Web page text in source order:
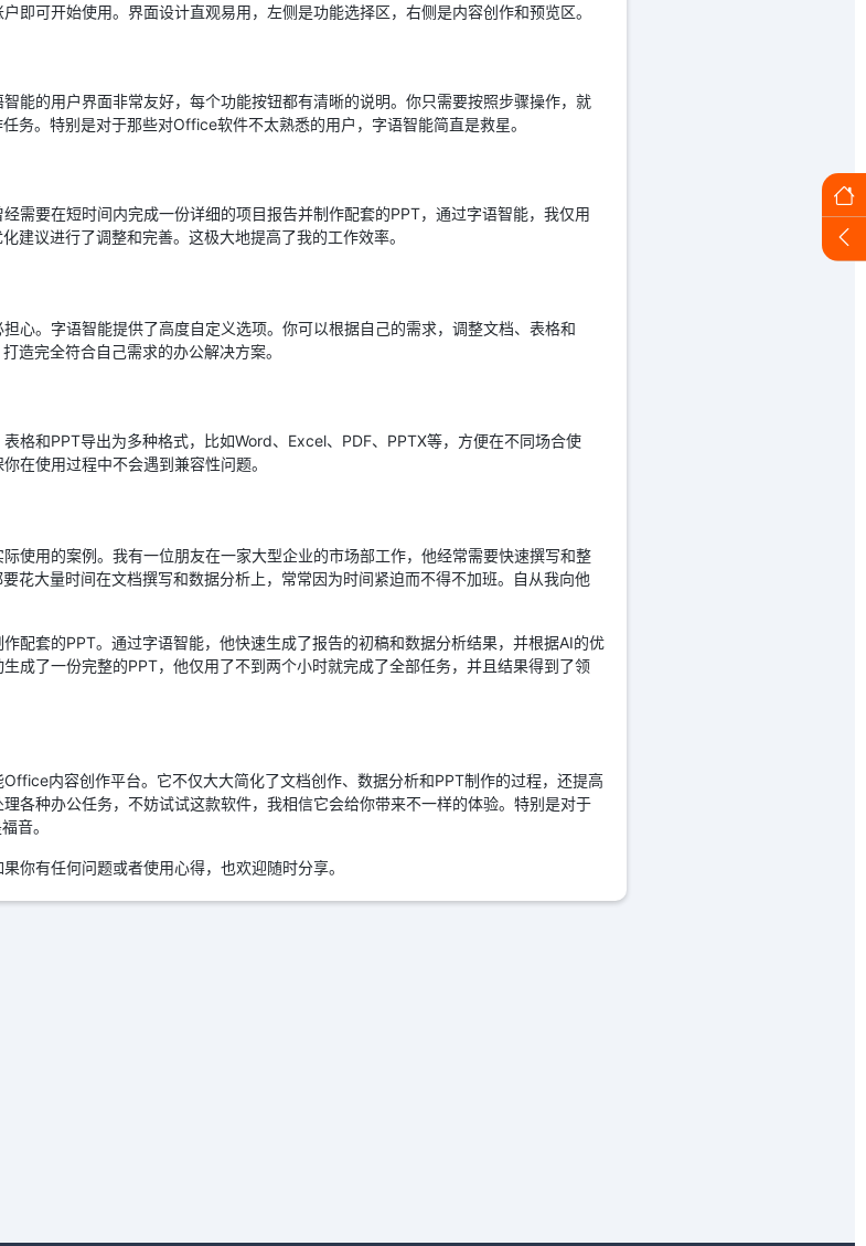
即可开始使用。界面设计直观易用，左侧是功能选择区，右侧是内容创作和预览区。
能的用户界面非常友好，每个功能按钮都有清晰的说明。你只需要按照步骤操作，就
务。特别是对于那些对Office软件不太熟悉的用户，字语智能简直是救星。
需要在短时间内完成一份详细的项目报告并制作配套的PPT，通过字语智能，我仅用
建议进行了调整和完善。这极大地提高了我的工作效率。
心。字语智能提供了高度自定义选项。你可以根据自己的需求，调整文档、表格和
造完全符合自己需求的办公解决方案。
格和PPT导出为多种格式，比如Word、Excel、PDF、PPTX等，方便在不同场合使
在使用过程中不会遇到兼容性问题。
使用的案例。我有一位朋友在一家大型企业的市场部工作，他经常需要快速撰写和整
花大量时间在文档撰写和数据分析上，常常因为时间紧迫而不得不加班。自从我向他
配套的PPT。通过字语智能，他快速生成了报告的初稿和数据分析结果，并根据AI的优
成了一份完整的PPT，他仅用了不到两个小时就完成了全部任务，并且结果得到了领
内容创作平台。它不仅大大简化了文档创作、数据分析和PPT制作的过程，还提高
各种办公任务，不妨试试这款软件，我相信它会给你带来不一样的体验。特别是对于
音。
你有任何问题或者使用心得，也欢迎随时分享。